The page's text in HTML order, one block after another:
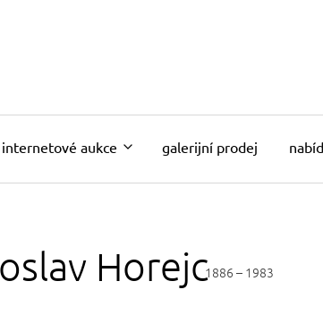
internetové aukce galerijní prodej
Horejc1886 – 1983